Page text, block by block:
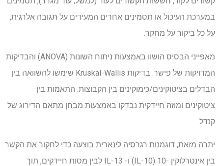
במערכת העיכול או תסמינים אחרים המעידים על תגובה אלרגית,
על כל ביקור על מחקר.
מאפייני הבסיס הושוו באמצעות ניתוח השונות (ANOVA) והבדיקות
המדויקות של פישר. בדיקות Kruskal-Wallis שימשו להשוואה בין
הבדלים בציטוקינים/כימוקינים בין הקבוצות. התאמות בין
ציטוקינים ומוזה חיידקית נבדקו באמצעות מבחן מתאם הדירוג של
קנדל.
יתרה מזאת, דוגמנות רגרסיה לינארית בוצעה כדי לחקור את הקשר
בין אינטרלוקין -10 (IL-10) ו- IL-13 לבין מסות חיידקים, תוך